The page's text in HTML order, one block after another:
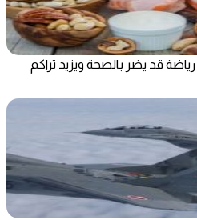
قد يضر بالصحة ويزيد تراكم